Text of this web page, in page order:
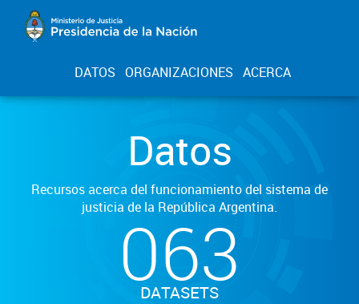
DATOS ORGANIZACIONES ACERCA
Datos
Recursos acerca del funcionamiento del sistema de
justicia de la República Argentina.
063
DATASETS